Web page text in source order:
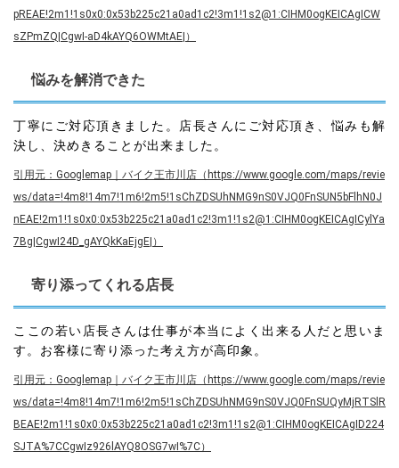
pREAE!2m1!1s0x0:0x53b225c21a0ad1c2!3m1!1s2@1:CIHM0ogKEICAgICW
sZPmZQ|CgwI-aD4kAYQ6OWMtAE|）
悩みを解消できた
丁寧にご対応頂きました。店長さんにご対応頂き、悩みも解
決し、決めきることが出来ました。
引用元：Googlemap｜バイク王市川店（https://www.google.com/maps/revie
ws/data=!4m8!14m7!1m6!2m5!1sChZDSUhNMG9nS0VJQ0FnSUN5bFlhN0J
nEAE!2m1!1s0x0:0x53b225c21a0ad1c2!3m1!1s2@1:CIHM0ogKEICAgICylYa
7Bg|CgwI24D_gAYQkKaEjgE|）
寄り添ってくれる店長
ここの若い店長さんは仕事が本当によく出来る人だと思いま
す。お客様に寄り添った考え方が高印象。
引用元：Googlemap｜バイク王市川店（https://www.google.com/maps/revie
ws/data=!4m8!14m7!1m6!2m5!1sChZDSUhNMG9nS0VJQ0FnSUQyMjRTSlR
BEAE!2m1!1s0x0:0x53b225c21a0ad1c2!3m1!1s2@1:CIHM0ogKEICAgID224
SJTA%7CCgwIz926lAYQ8OSG7wI%7C）